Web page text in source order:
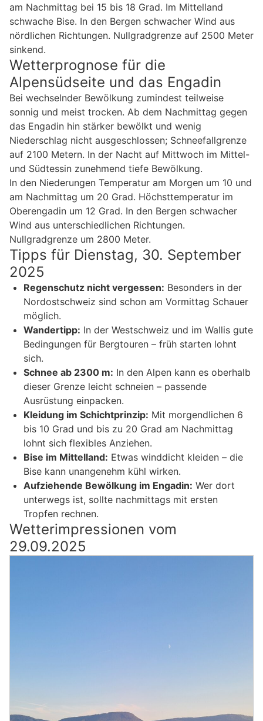
am Nachmittag bei 15 bis 18 Grad. Im Mittelland
schwache Bise. In den Bergen schwacher Wind aus
nördlichen Richtungen. Nullgradgrenze auf 2500 Meter
sinkend.
Wetterprognose für die
Alpensüdseite und das Engadin
Bei wechselnder Bewölkung zumindest teilweise
sonnig und meist trocken. Ab dem Nachmittag gegen
das Engadin hin stärker bewölkt und wenig
Niederschlag nicht ausgeschlossen; Schneefallgrenze
auf 2100 Metern. In der Nacht auf Mittwoch im Mittel-
und Südtessin zunehmend tiefe Bewölkung.
In den Niederungen Temperatur am Morgen um 10 und
am Nachmittag um 20 Grad. Höchsttemperatur im
Oberengadin um 12 Grad. In den Bergen schwacher
Wind aus unterschiedlichen Richtungen.
Nullgradgrenze um 2800 Meter.
Tipps für Dienstag, 30. September
2025
Regenschutz nicht vergessen: Besonders in der
Nordostschweiz sind schon am Vormittag Schauer
möglich.
Wandertipp: In der Westschweiz und im Wallis gute
Bedingungen für Bergtouren – früh starten lohnt
sich.
Schnee ab 2300 m: In den Alpen kann es oberhalb
dieser Grenze leicht schneien – passende
Ausrüstung einpacken.
Kleidung im Schichtprinzip: Mit morgendlichen 6
bis 10 Grad und bis zu 20 Grad am Nachmittag
lohnt sich flexibles Anziehen.
Bise im Mittelland: Etwas winddicht kleiden – die
Bise kann unangenehm kühl wirken.
Aufziehende Bewölkung im Engadin: Wer dort
unterwegs ist, sollte nachmittags mit ersten
Tropfen rechnen.
Wetterimpressionen vom
29.09.2025